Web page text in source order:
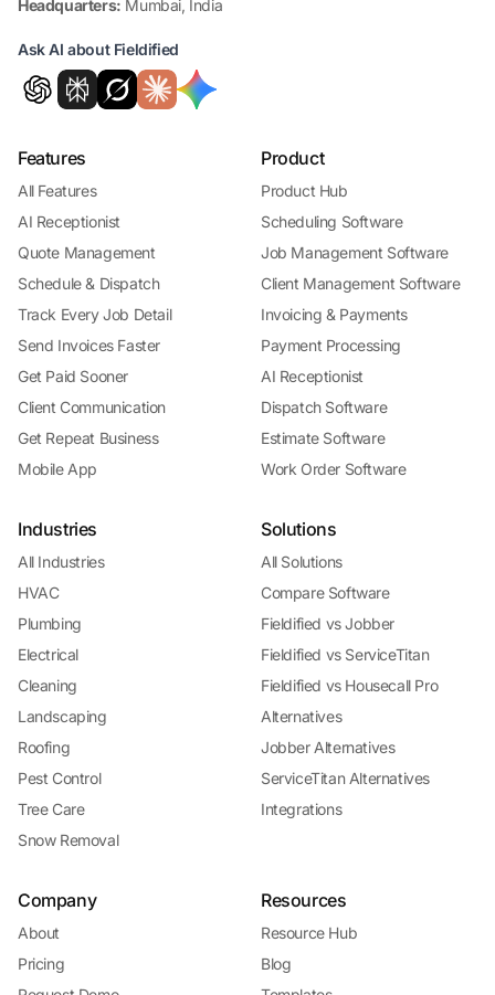
Headquarters: Mumbai, India
Ask AI about Fieldified
Features
All Features
AI Receptionist
Quote Management
Schedule & Dispatch
Track Every Job Detail
Send Invoices Faster
Get Paid Sooner
Client Communication
Get Repeat Business
Mobile App
Product
Product Hub
Scheduling Software
Job Management Software
Client Management Software
Invoicing & Payments
Payment Processing
AI Receptionist
Dispatch Software
Estimate Software
Work Order Software
Industries
All Industries
HVAC
Plumbing
Electrical
Cleaning
Landscaping
Roofing
Pest Control
Tree Care
Snow Removal
Solutions
All Solutions
Compare Software
Fieldified vs Jobber
Fieldified vs ServiceTitan
Fieldified vs Housecall Pro
Alternatives
Jobber Alternatives
ServiceTitan Alternatives
Integrations
Company
About
Pricing
Resources
Resource Hub
Blog